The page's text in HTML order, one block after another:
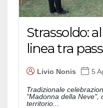
Strassoldo:
linea tra
Livio Nonis 5
Tradizionale
"Madonna della Neve",
territorio...